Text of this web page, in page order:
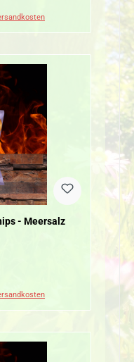
- Meersalz
Preis: